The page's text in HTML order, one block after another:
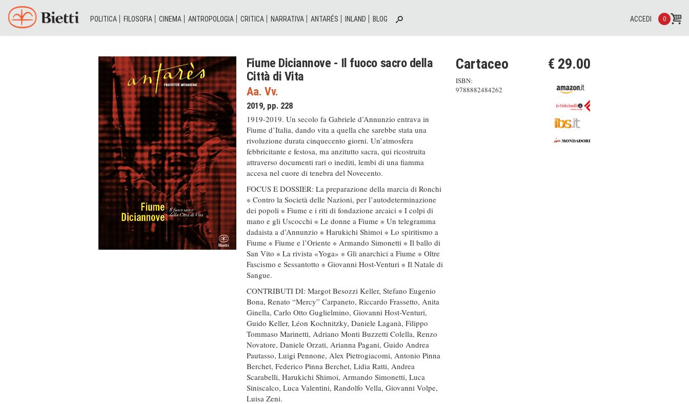
POLITICA FILOSOFIA CINEMA ANTROPOLOGIA CRITICA NARRATIVA ANTARÉS INLAND BLOG 0
ACCEDI
Fiume Diciannove - Il fuoco sacro della
Città di Vita
Aa. Vv.
2019, pp. 228
1919-2019. Un secolo fa Gabriele d’Annunzio entrava in
Fiume d’Italia, dando vita a quella che sarebbe stata una
rivoluzione durata cinquecento giorni. Un’atmosfera
febbricitante e festosa, ma anzitutto sacra, qui ricostruita
attraverso documenti rari o inediti, lembi di una fiamma
accesa nel cuore di tenebra del Novecento.
FOCUS E DOSSIER: La preparazione della marcia di Ronchi
∗ Contro la Società delle Nazioni, per l’autodeterminazione
dei popoli ∗ Fiume e i riti di fondazione arcaici ∗ I colpi di
mano e gli Uscocchi ∗ Le donne a Fiume ∗ Un telegramma
dadaista a d’Annunzio ∗ Harukichi Shimoi ∗ Lo spiritismo a
Fiume ∗ Fiume e l’Oriente ∗ Armando Simonetti ∗ Il ballo di
San Vito ∗ La rivista «Yoga» ∗ Gli anarchici a Fiume ∗ Oltre
Fascismo e Sessantotto ∗ Giovanni Host-Venturi ∗ Il Natale di
Sangue.
CONTRIBUTI DI: Margot Besozzi Keller, Stefano Eugenio
Bona, Renato “Mercy” Carpaneto, Riccardo Frassetto, Anita
Ginella, Carlo Otto Guglielmino, Giovanni Host-Venturi,
Guido Keller, Léon Kochnitzky, Daniele Laganà, Filippo
Tommaso Marinetti, Adriano Monti Buzzetti Colella, Renzo
Novatore, Daniele Orzati, Arianna Pagani, Guido Andrea
Pautasso, Luigi Pennone, Alex Pietrogiacomi, Antonio Pinna
Berchet, Federico Pinna Berchet, Lidia Ratti, Andrea
Scarabelli, Harukichi Shimoi, Armando Simonetti, Luca
Siniscalco, Luca Valentini, Randolfo Vella, Giovanni Volpe,
Luisa Zeni.
Cartaceo
ISBN:
9788882484262
€ 29.00